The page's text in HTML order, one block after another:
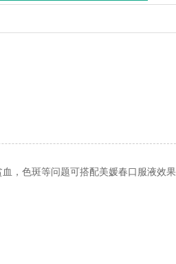
，色斑等问题可搭配美媛春口服液效果